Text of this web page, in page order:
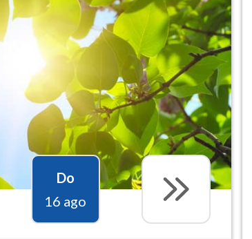
Do
16 ago